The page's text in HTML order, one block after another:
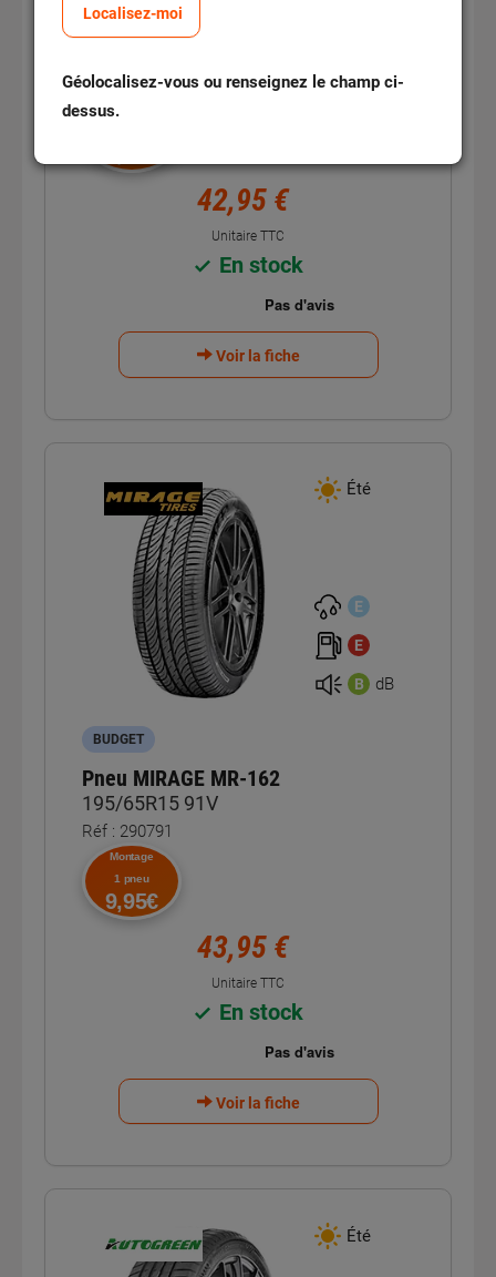
Localisez-moi
Géolocalisez-vous ou renseignez le champ ci-
dessus.
Pneu MIRAGE MR162
Réf : 313103
Montage
42,95 €
Unitaire TTC
En stock
Voir la fiche
Été
E
E
B dB
BUDGET
Pneu MIRAGE MR-162
195/65R15 91V
Réf : 290791
Montage
1 pneu
9,95€
43,95 €
Unitaire TTC
En stock
Voir la fiche
Été